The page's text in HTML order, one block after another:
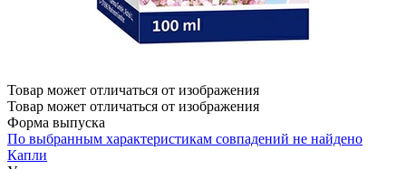
Товар может отличаться от изображения
Товар может отличаться от изображения
Форма выпуска
По выбранным характеристикам совпадений не найдено
Капли